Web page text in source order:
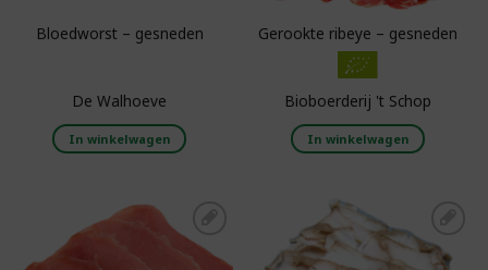
Bloedworst – gesneden
De Walhoeve
In winkelwagen
Gerookte ribeye – gesneden
Bioboerderij 't Schop
In winkelwagen
Toevoegen aan
boodschappenlijst
Toevoegen aan
boodschappenlijst